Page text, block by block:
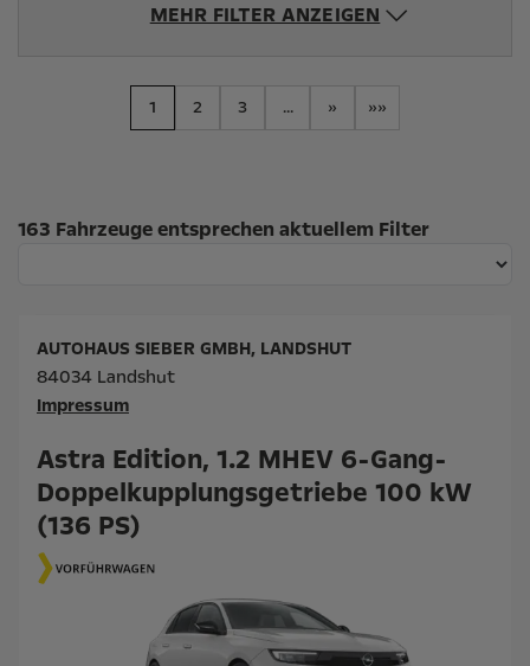
MEHR FILTER ANZEIGEN
1 2 3 ... » »»
Suchergebnisse
163 Fahrzeuge entsprechen aktuellem Filter
Astra Edition, 1.2 MHEV 6-Gang-
Doppelkupplungsgetriebe 100 kW
(136 PS)
AUTOHAUS SIEBER GMBH, LANDSHUT
84034 Landshut
Impressum